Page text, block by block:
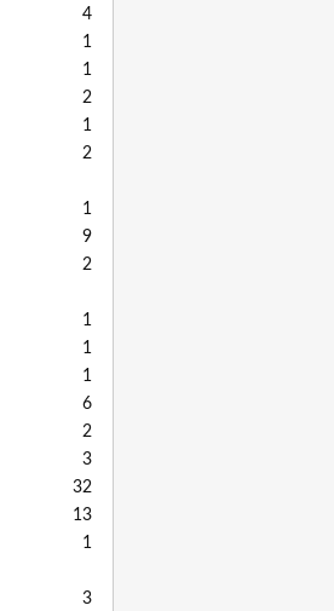
4
1
1
2
1
2
1
9
2
1
1
1
6
2
3
32
13
1
3